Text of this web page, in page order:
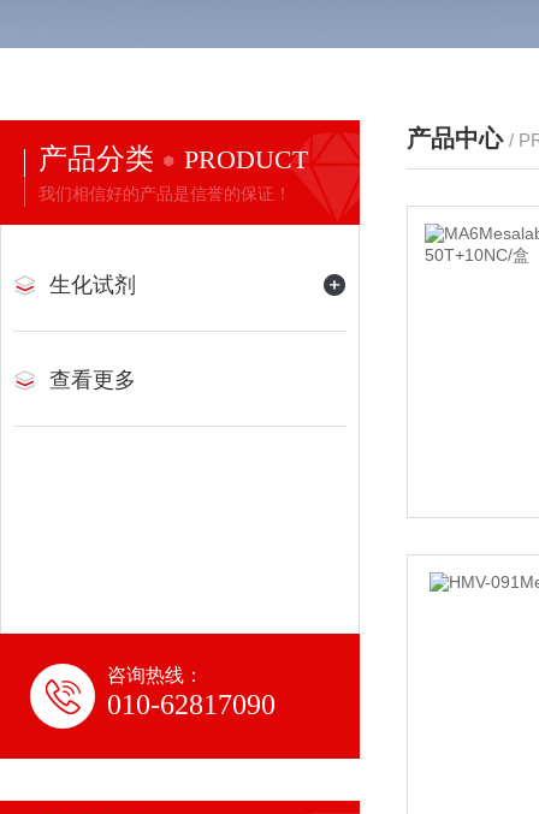
产品分类 PRODUCT
我们相信好的产品是信誉的保证！
生化试剂
查看更多
咨询热线：
010-62817090
产品中心 /